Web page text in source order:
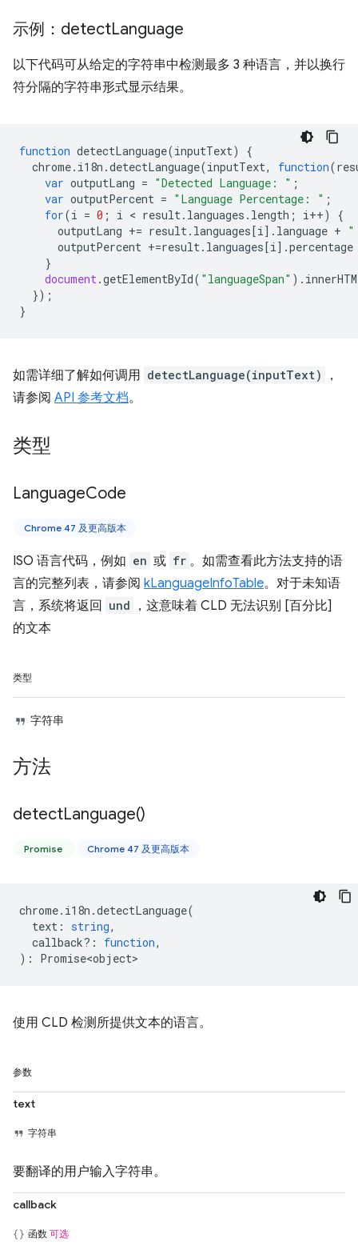
示例：detectLanguage
以下代码可从给定的字符串中检测最多 3 种语言，并以换行
符分隔的字符串形式显示结果。
function detectLanguage(inputText)
{
chrome. i18n .detectLanguage(inputText, function(
var outputLang = "Detected Language: " ;
var outputPercent = "Language Percentage: " ;
for(i = 0 ; i < result. languages . length ; i++)
{
outputLang += result. languages[i]. language +
outputPercent +=result. languages[i].percentage
}
document.getElementById( "languageSpan" ).
});
}
如需详细了解如何调用 detectLanguage(inputText)
，
请参阅 API 参考文档。
类型
LanguageCode
Chrome 47 及更高版本
ISO 语言代码，例如 en 或 fr 。如需查看此方法支持的语
言的完整列表，请参阅 kLanguageInfoTable。对于未知语
言，系统将返回
und
，这意味着 CLD 无法识别 [百分比]
的文本
类型
字符串
方法
detectLanguage()
Promise Chrome 47 及更高版本
chrome. i18n .detectLanguage(
text : string,
callback? : function,
) : Promise<object>
使用 CLD 检测所提供文本的语言。
参数
text
字符串
要翻译的用户输入字符串。
callback
函数 可选